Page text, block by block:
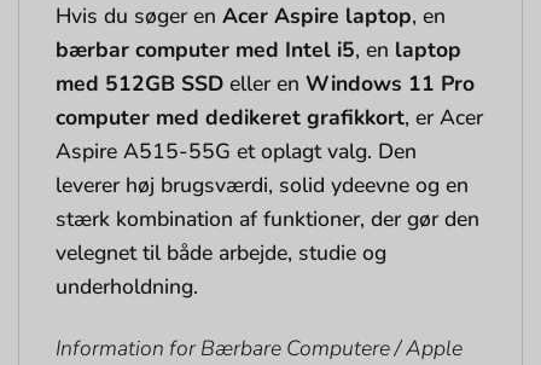
Hvis du søger en Acer Aspire laptop, en
bærbar computer med Intel i5, en laptop
med 512GB SSD eller en Windows 11 Pro
computer med dedikeret grafikkort, er Acer
Aspire A515-55G et oplagt valg. Den
leverer høj brugsværdi, solid ydeevne og en
stærk kombination af funktioner, der gør den
velegnet til både arbejde, studie og
underholdning.
Information for Bærbare Computere / Apple